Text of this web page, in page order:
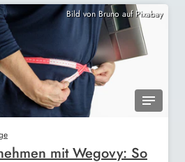
Bild von Bruno auf Pixabay
mit Wegovy: So